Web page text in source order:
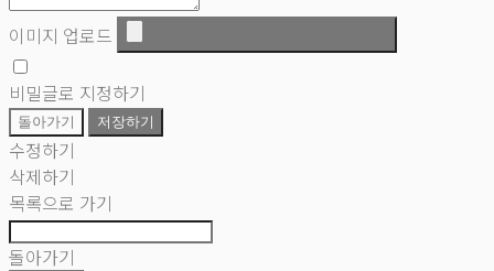
이미지 업로드
비밀글로 지정하기
돌아가기 저장하기
수정하기
삭제하기
목록으로 가기
돌아가기